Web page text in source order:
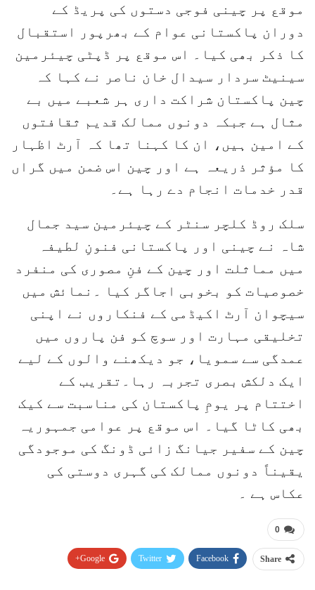
موقع پر چینی فوجی دستوں کی پریڈ کے
دوران پاکستانی عوام کے بھرپور استقبال
کا ذکر بھی کیا۔ اس موقع پر ڈپٹی چیئرمین
سینیٹ سردار سیدال خان ناصر نے کہا کہ
چین پاکستان شراکت داری ہر شعبے میں بے
مثال ہے جبکہ دونوں ممالک قدیم ثقافتوں
کے امین ہیں، ان کا کہنا تھا کہ آرٹ اظہار
کا مؤثر ذریعہ ہے اور چین اس ضمن میں گراں
قدر خدمات انجام دے رہا ہے۔
سلک روڈ کلچر سنٹر کے چیئرمین سید جمال
شاہ نے چینی اور پاکستانی فنونِ لطیفہ
میں مماثلت اور چین کے فنِ مصوری کی منفرد
خصوصیات کو بخوبی اجاگر کیا ۔نمائش میں
سیچوان آرٹ اکیڈمی کے فنکاروں نے اپنی
تخلیقی مہارت اور سوچ کو فن پاروں میں
عمدگی سے سمویا، جو دیکھنے والوں کے لیے
ایک دلکش بصری تجربہ رہا۔تقریب کے
اختتام پر یومِ پاکستان کی مناسبت سے کیک
بھی کاٹا گیا۔ اس موقع پر عوامی جمہوریہ
چین کے سفیر جیانگ زائی ڈونگ کی موجودگی
یقیناً دونوں ممالک کی گہری دوستی کی
عکاس ہے ۔
0
Share
Facebook
Twitter
Google+